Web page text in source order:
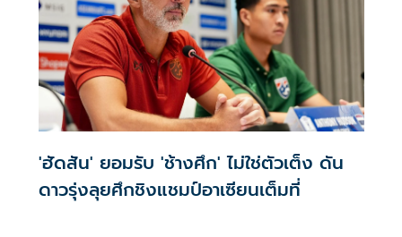
'ฮัดสัน' ยอมรับ 'ช้างศึก' ไม่ใช่ตัวเต็ง ดัน
ดาวรุ่งลุยศึกชิงแชมป์อาเซียนเต็มที่